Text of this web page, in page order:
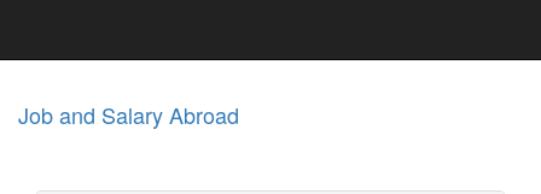
Job and Salary Abroad